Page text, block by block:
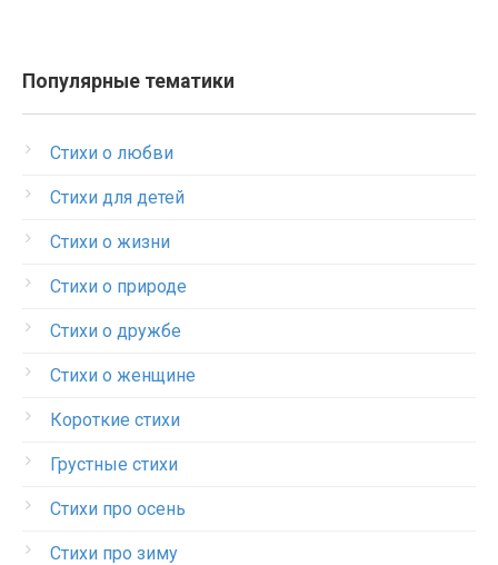
Популярные тематики
Стихи о любви
Стихи для детей
Стихи о жизни
Стихи о природе
Стихи о дружбе
Стихи о женщине
Короткие стихи
Грустные стихи
Стихи про осень
Стихи про зиму